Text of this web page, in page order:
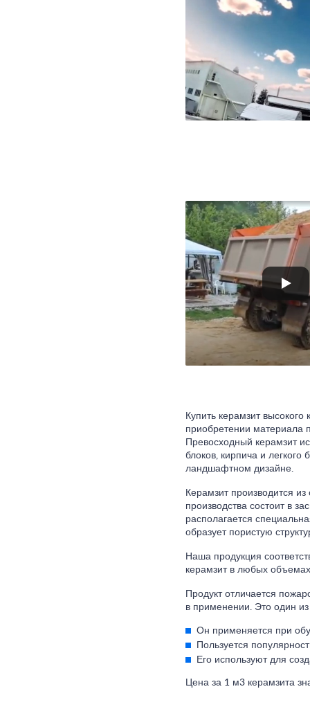
Купить керамзит
приобретении материала
Превосходный керамзит
блоков, кирпича и
ландшафтном дизайне.
Керамзит производится
производства состоит в
располагается
образует пористую
Наша продукция
керамзит в любых
Продукт отличается
в применении. Это один
Он применяется при
Пользуется
Его используют для
Цена за 1 м3 керамзита